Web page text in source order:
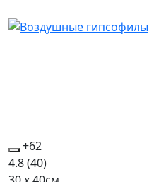
+62
4.8(40)